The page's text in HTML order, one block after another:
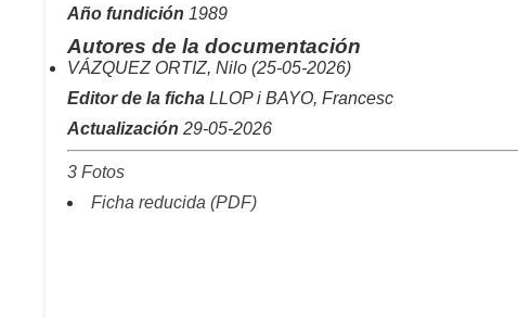
Año fundición 1989
Autores de la documentación
VÁZQUEZ ORTIZ, Nilo (25-05-2026)
Editor de la ficha LLOP i BAYO, Francesc
Actualización 29-05-2026
3 Fotos
Ficha reducida (PDF)